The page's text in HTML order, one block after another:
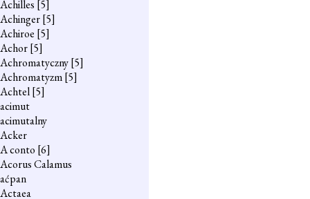
Achilles [5]
Achinger[5]
Achiroe [5]
Achor[5]
Achromatyczny[5]
Achromatyzm[5]
Achtel[5]
acimut
acimutalny
Acker
A conto [6]
Acorus Calamus
aćpan
Actaea